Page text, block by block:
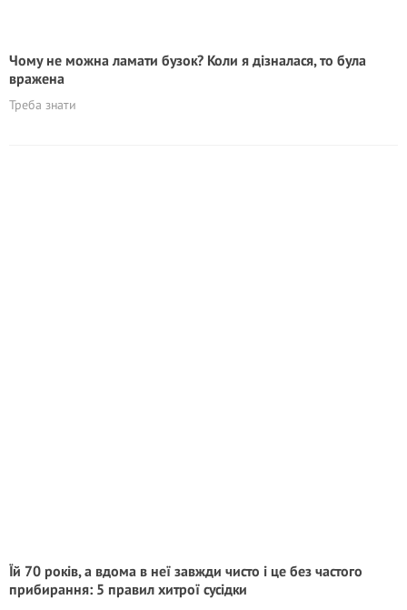
Чому не можна ламати бузок? Коли я дізналася, то була
вражена
Треба знати
Їй 70 років, а вдома в неї завжди чисто і це без частого
прибирання: 5 правил хитрої сусідки